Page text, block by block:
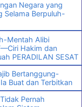
Negara yang
Selama Berpuluh-
Mentah Alibi
Hakim dan
PERADILAN SESAT
Bertanggung-
Buat dan Terbitkan
Pernah